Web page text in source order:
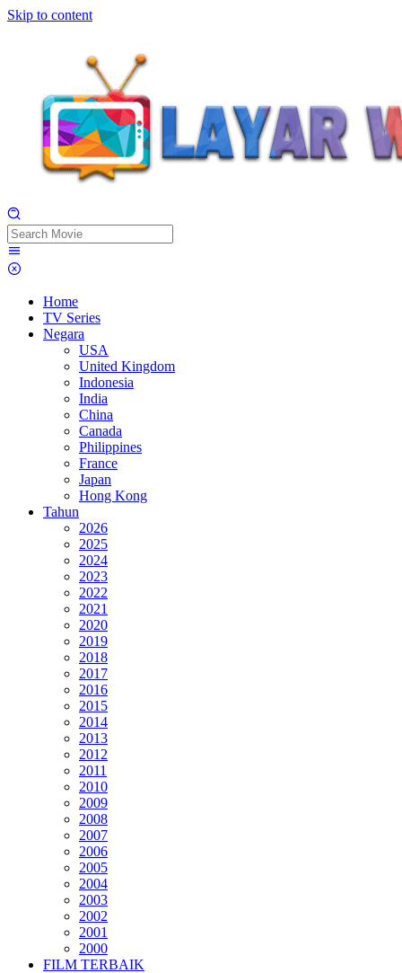
Skip to content
Home
TV Series
Negara
USA
United Kingdom
Indonesia
India
China
Canada
Philippines
France
Japan
Hong Kong
Tahun
2026
2025
2024
2023
2022
2021
2020
2019
2018
2017
2016
2015
2014
2013
2012
2011
2010
2009
2008
2007
2006
2005
2004
2003
2002
2001
2000
FILM TERBAIK